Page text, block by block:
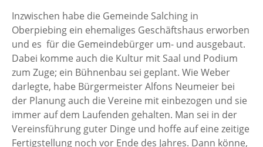
Inzwischen habe die Gemeinde Salching in
Oberpiebing ein ehemaliges Geschäftshaus erworben
und es für die Gemeindebürger um- und ausgebaut.
Dabei komme auch die Kultur mit Saal und Podium
zum Zuge; ein Bühnenbau sei geplant. Wie Weber
darlegte, habe Bürgermeister Alfons Neumeier bei
der Planung auch die Vereine mit einbezogen und sie
immer auf dem Laufenden gehalten. Man sei in der
Vereinsführung guter Dinge und hoffe auf eine zeitige
Fertigstellung noch vor Ende des Jahres. Dann könne,